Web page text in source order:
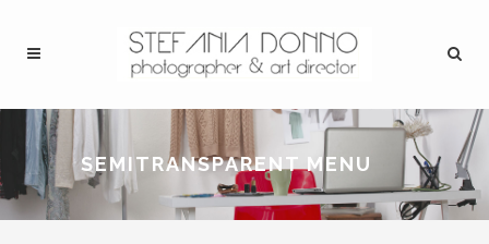
SEMITRANSPARENT MENU